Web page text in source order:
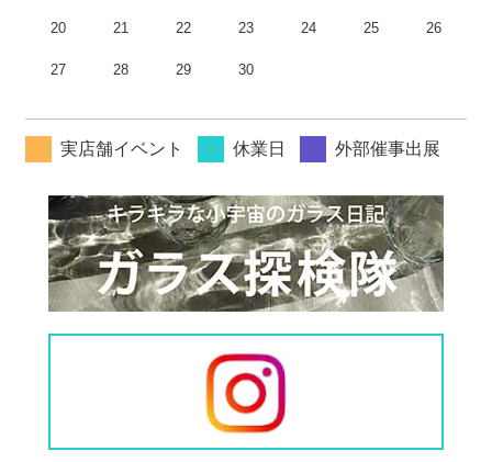
20 21 22 23 24 25 26
27 28 29 30
実店舗イベント 休業日 外部催事出展